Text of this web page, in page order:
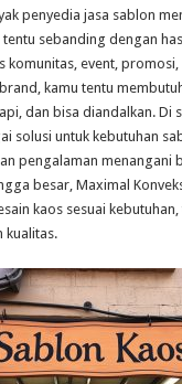
penyedia jasa sablon
sebanding dengan
komunitas, event,
kamu tentu
dan bisa diandalkan. Di
solusi untuk kebutuhan
pengalaman menangani
besar, Maximal
kaos sesuai
kualitas.